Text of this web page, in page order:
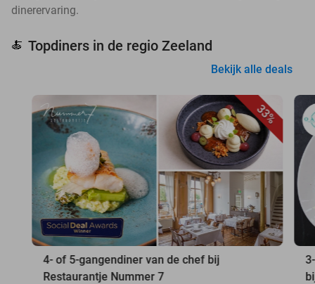
dinerervaring.
🍝 Topdiners in de regio Zeeland
Bekijk alle deals
33%
4- of 5-gangendiner van de chef bij
Restaurantje Nummer 7